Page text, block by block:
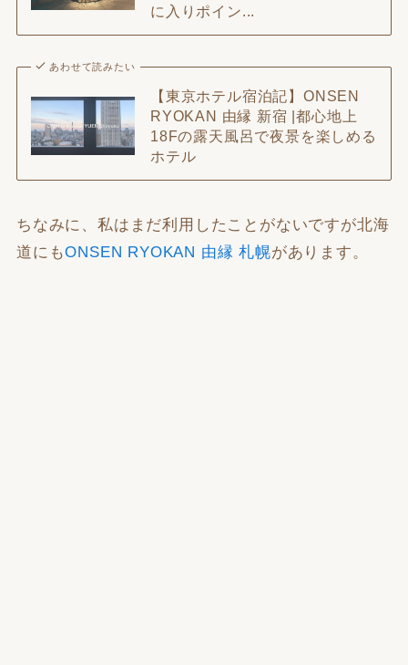
に入りポイン...
あわせて読みたい
【東京ホテル宿泊記】ONSEN
RYOKAN 由縁 新宿 |都心地上
18Fの露天風呂で夜景を楽しめる
ホテル
ちなみに、私はまだ利用したことがないですが北海
道にもONSEN RYOKAN 由縁 札幌があります。